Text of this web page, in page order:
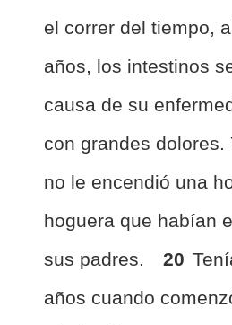
el correr del tiempo,
años, los intestinos
causa de su
con grandes dolores.
no le encendió una
hoguera que habían
sus padres.
20
años cuando